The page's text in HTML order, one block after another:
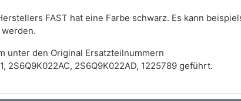
FAST hat eine Farbe schwarz. Es kann
werden.
unter den Original Ersatzteilnummern
2S6Q9K022AC, 2S6Q9K022AD, 1225789 geführt.